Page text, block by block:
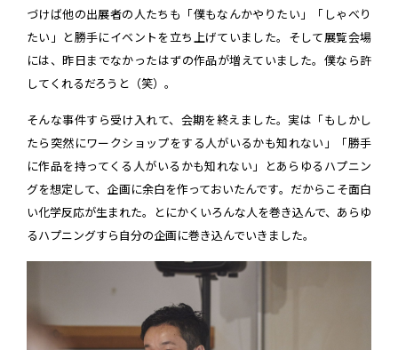
づけば他の出展者の人たちも「僕もなんかやりたい」「しゃべり
たい」と勝手にイベントを立ち上げていました。そして展覧会場
には、昨日までなかったはずの作品が増えていました。僕なら許
してくれるだろうと（笑）。
そんな事件すら受け入れて、会期を終えました。実は「もしかし
たら突然にワークショップをする人がいるかも知れない」「勝手
に作品を持ってくる人がいるかも知れない」とあらゆるハプニン
グを想定して、企画に余白を作っておいたんです。だからこそ面白
い化学反応が生まれた。とにかくいろんな人を巻き込んで、あらゆ
るハプニングすら自分の企画に巻き込んでいきました。